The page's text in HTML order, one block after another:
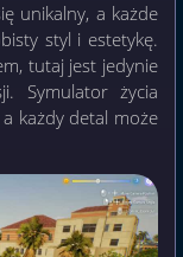
unikalny, a każde
styl i estetykę.
tutaj jest jedynie
Symulator życia
każdy detal może